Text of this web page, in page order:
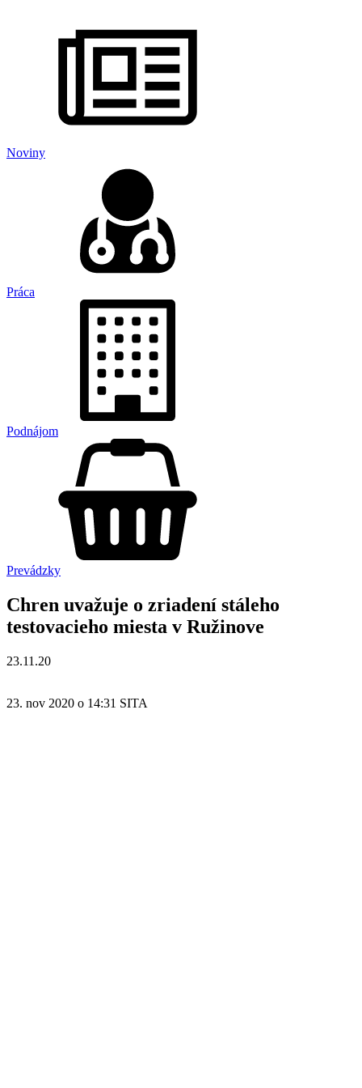
Noviny
Práca
Podnájom
Prevádzky
Chren uvažuje o zriadení stáleho
testovacieho miesta v Ružinove
23.11.20
23. nov 2020 o 14:31 SITA